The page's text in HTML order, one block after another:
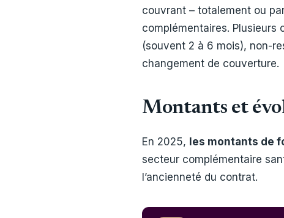
couvrant – totalement ou
complémentaires. Plusieurs
(souvent 2 à 6 mois), non-
changement de couverture.
Montants et
En 2025, les montants de
secteur complémentaire
l’ancienneté du contrat.